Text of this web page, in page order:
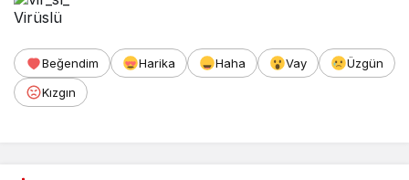
Virüslü
Beğendim Harika Haha Vay
Üzgün
Kızgın